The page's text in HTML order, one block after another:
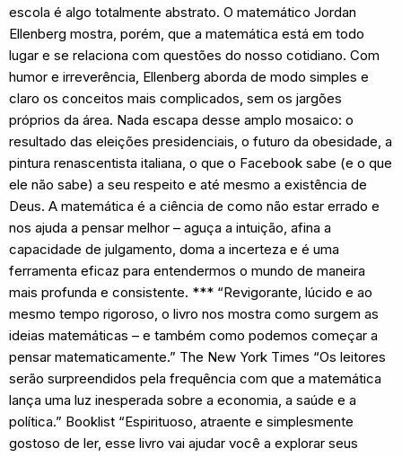
escola é algo totalmente abstrato. O matemático Jordan
Ellenberg mostra, porém, que a matemática está em todo
lugar e se relaciona com questões do nosso cotidiano. Com
humor e irreverência, Ellenberg aborda de modo simples e
claro os conceitos mais complicados, sem os jargões
próprios da área. Nada escapa desse amplo mosaico: o
resultado das eleições presidenciais, o futuro da obesidade, a
pintura renascentista italiana, o que o Facebook sabe (e o que
ele não sabe) a seu respeito e até mesmo a existência de
Deus. A matemática é a ciência de como não estar errado e
nos ajuda a pensar melhor – aguça a intuição, afina a
capacidade de julgamento, doma a incerteza e é uma
ferramenta eficaz para entendermos o mundo de maneira
mais profunda e consistente. *** “Revigorante, lúcido e ao
mesmo tempo rigoroso, o livro nos mostra como surgem as
ideias matemáticas – e também como podemos começar a
pensar matematicamente.” The New York Times “Os leitores
serão surpreendidos pela frequência com que a matemática
lança uma luz inesperada sobre a economia, a saúde e a
política.” Booklist “Espirituoso, atraente e simplesmente
gostoso de ler, esse livro vai ajudar você a explorar seus